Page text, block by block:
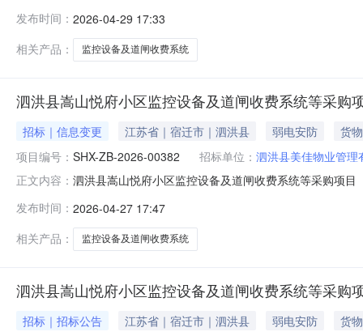
出询问，请按以下方式联系1.采购人信息名称：泗洪县
限责任公司地址：泗
发布时间： 2026-04-29 17:33
相关产品：
监控设备及道闸收费系统
泗洪县嵩山悦府小区监控设备及道闸收费系统等采购
招标｜信息变更 江苏省｜宿迁市｜泗洪县 弱电安防
货物
项目编号： SHX-ZB-2026-00382 招标单位： 泗洪县美佳物业管理
正文内容： 泗洪县嵩山悦府小区监控设备及道闸收费系统等采购项
日15:00，现修改为2026年04月29日09:30。其他内容不
发布时间： 2026-04-27 17:47
相关产品：
监控设备及道闸收费系统
泗洪县嵩山悦府小区监控设备及道闸收费系统等采购
招标｜招标公告 江苏省｜宿迁市｜泗洪县 弱电安防
货物